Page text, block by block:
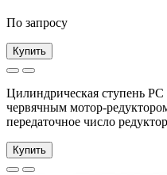
По запросу
Купить
Цилиндрическая ступень
червячным мотор-
передаточное число
Купить